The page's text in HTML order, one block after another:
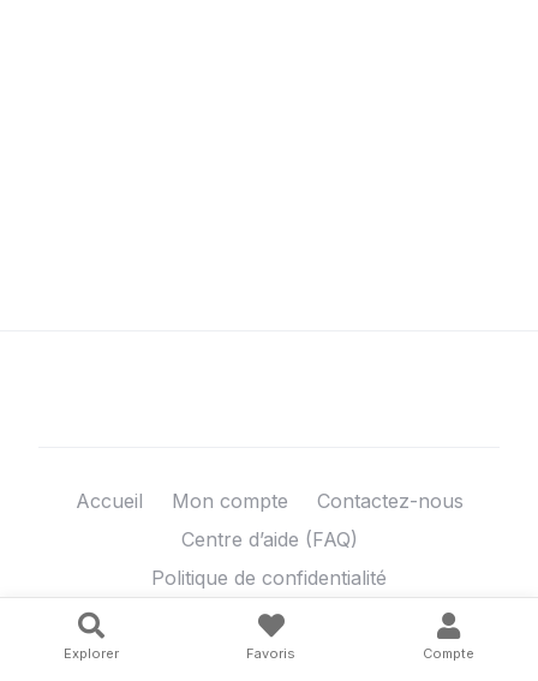
Explorer Favoris Compte
Accueil Mon compte
Contactez-nous
Centre d’aide (FAQ)
Politique de confidentialité
Conditions Générales